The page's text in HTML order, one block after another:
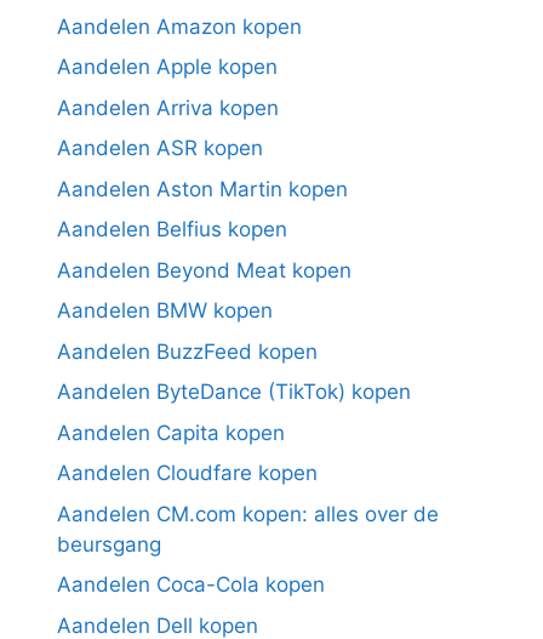
Aandelen Amazon kopen
Aandelen Apple kopen
Aandelen Arriva kopen
Aandelen ASR kopen
Aandelen Aston Martin kopen
Aandelen Belfius kopen
Aandelen Beyond Meat kopen
Aandelen BMW kopen
Aandelen BuzzFeed kopen
Aandelen ByteDance (TikTok) kopen
Aandelen Capita kopen
Aandelen Cloudfare kopen
Aandelen CM.com kopen: alles over de
beursgang
Aandelen Coca-Cola kopen
Aandelen Dell kopen